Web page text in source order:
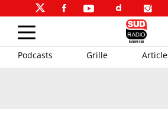
Podcasts Grille